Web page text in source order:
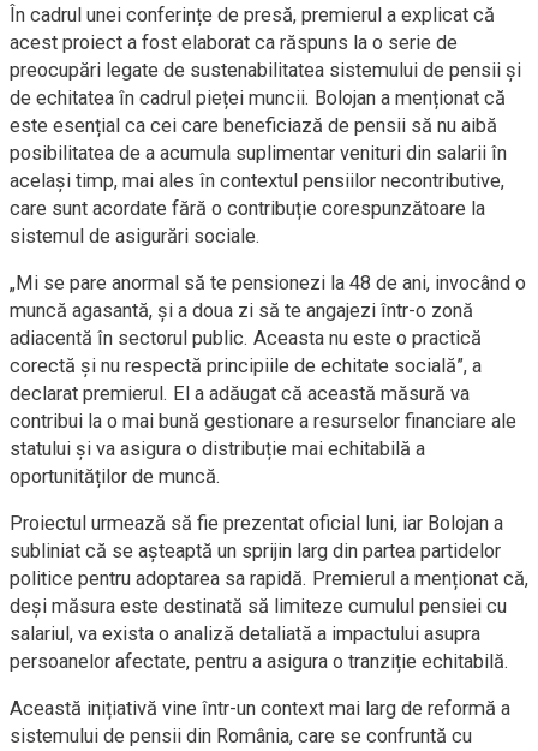
În cadrul unei conferințe de presă, premierul a explicat că
acest proiect a fost elaborat ca răspuns la o serie de
preocupări legate de sustenabilitatea sistemului de pensii și
de echitatea în cadrul pieței muncii. Bolojan a menționat că
este esențial ca cei care beneficiază de pensii să nu aibă
posibilitatea de a acumula suplimentar venituri din salarii în
același timp, mai ales în contextul pensiilor necontributive,
care sunt acordate fără o contribuție corespunzătoare la
sistemul de asigurări sociale.
„Mi se pare anormal să te pensionezi la 48 de ani, invocând o
muncă agasantă, și a doua zi să te angajezi într-o zonă
adiacentă în sectorul public. Aceasta nu este o practică
corectă și nu respectă principiile de echitate socială”, a
declarat premierul. El a adăugat că această măsură va
contribui la o mai bună gestionare a resurselor financiare ale
statului și va asigura o distribuție mai echitabilă a
oportunităților de muncă.
Proiectul urmează să fie prezentat oficial luni, iar Bolojan a
subliniat că se așteaptă un sprijin larg din partea partidelor
politice pentru adoptarea sa rapidă. Premierul a menționat că,
deși măsura este destinată să limiteze cumulul pensiei cu
salariul, va exista o analiză detaliată a impactului asupra
persoanelor afectate, pentru a asigura o tranziție echitabilă.
Această inițiativă vine într-un context mai larg de reformă a
sistemului de pensii din România, care se confruntă cu